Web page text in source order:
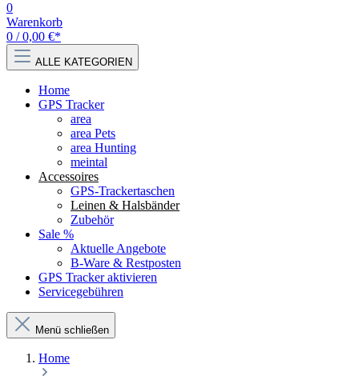
0
Warenkorb
0 / 0,00 €*
ALLE KATEGORIEN
Home
GPS Tracker
area
area Pets
area Hunting
meintal
Accessoires
GPS-Trackertaschen
Leinen & Halsbänder
Zubehör
Sale %
Aktuelle Angebote
B-Ware & Restposten
GPS Tracker aktivieren
Servicegebühren
Menü schließen
Home